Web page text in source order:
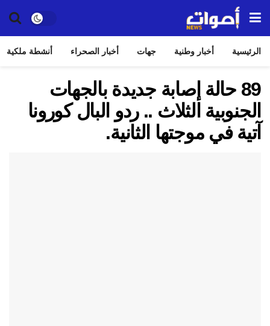
الرئيسية أخبار وطنية جهات أخبار الصحراء أنشطة ملكية
89 حالة إصابة جديدة بالجهات
الجنوبية الثلاث .. ردو البال كورونا
آتية في موجتها الثانية.